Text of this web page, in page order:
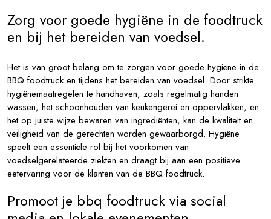
Zorg voor goede hygiëne in de foodtruck
en bij het bereiden van voedsel.
Het is van groot belang om te zorgen voor goede hygiëne in de
BBQ foodtruck en tijdens het bereiden van voedsel. Door strikte
hygiënemaatregelen te handhaven, zoals regelmatig handen
wassen, het schoonhouden van keukengerei en oppervlakken, en
het op juiste wijze bewaren van ingrediënten, kan de kwaliteit en
veiligheid van de gerechten worden gewaarborgd. Hygiëne
speelt een essentiële rol bij het voorkomen van
voedselgerelateerde ziekten en draagt bij aan een positieve
eetervaring voor de klanten van de BBQ foodtruck.
Promoot je bbq foodtruck via social